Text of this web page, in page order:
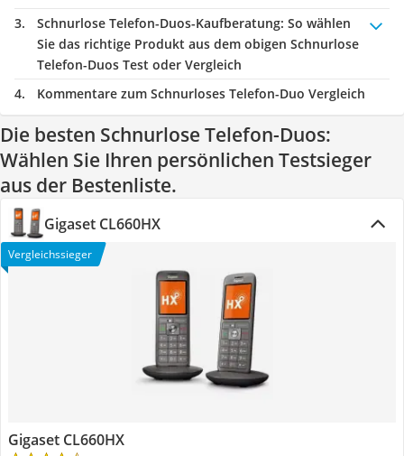
Schnurlose Telefon-Duos-Kaufberatung: So wählen
Sie das richtige Produkt aus dem obigen Schnurlose
Telefon-Duos Test oder Vergleich
Kommentare zum Schnurloses Telefon-Duo Vergleich
Die besten Schnurlose Telefon-Duos:
Wählen Sie Ihren persönlichen Testsieger
aus der Bestenliste.
Gigaset CL660HX
Vergleichssieger
Gigaset CL660HX